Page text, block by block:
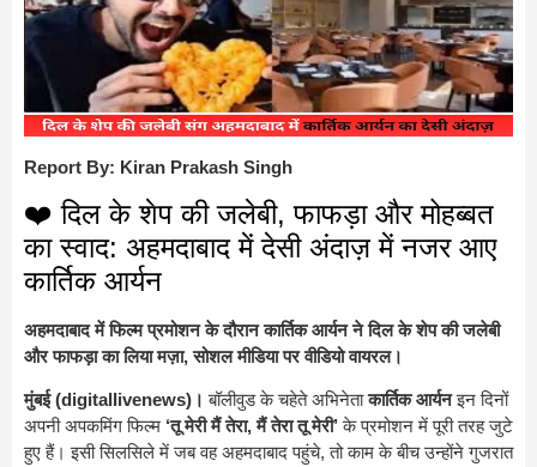
Report By: Kiran Prakash Singh
❤️ दिल के शेप की जलेबी, फाफड़ा और मोहब्बत
का स्वाद: अहमदाबाद में देसी अंदाज़ में नजर आए
कार्तिक आर्यन
अहमदाबाद में फिल्म प्रमोशन के दौरान कार्तिक आर्यन ने दिल के शेप की जलेबी
और फाफड़ा का लिया मज़ा, सोशल मीडिया पर वीडियो वायरल।
मुंबई (digitallivenews)।बॉलीवुड के चहेते अभिनेताकार्तिक आर्यनइन दिनों
अपनी अपकमिंग फिल्म ‘तू मेरी मैं तेरा, मैं तेरा तू मेरी’के प्रमोशन में पूरी तरह जुटे
हुए हैं। इसी सिलसिले में जब वह अहमदाबाद पहुंचे, तो काम के बीच उन्होंने गुजरात